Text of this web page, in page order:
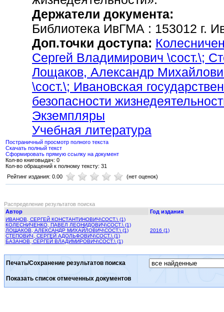
Держатели документа:
Библиотека ИвГМА : 153012 г.
Доп.точки доступа:
Сергей Владимирович \сост.\;
Лощаков, Александр
\сост.\; Ивановская
безопасности
Экземпляры
Учебная литература
Постраничный просмотр полного текста
Скачать полный текст
Сформировать прямую ссылку на документ
Кол-во книговыдач: 0
Кол-во обращений к полному тексту: 31
Рейтинг издания: 0.00
(нет оценок)
Распределение результатов поиска
Автор
Год издания
ИВАНОВ, СЕРГЕЙ КОНСТАНТИНОВИЧ\СОСТ.\ (1)
КОЛЕСНИЧЕНКО, ПАВЕЛ ЛЕОНИДОВИЧ\СОСТ.\ (1)
ЛОЩАКОВ, АЛЕКСАНДР МИХАЙЛОВИЧ\СОСТ.\ (1)
СТЕПОВИЧ, СЕРГЕЙ АДОЛЬФОВИЧ\СОСТ.\ (1)
БАЗАНОВ, СЕРГЕЙ ВЛАДИМИРОВИЧ\СОСТ.\ (1)
2016 (1)
Печать/Сохранение результатов поиска
Показать список отмеченных документов